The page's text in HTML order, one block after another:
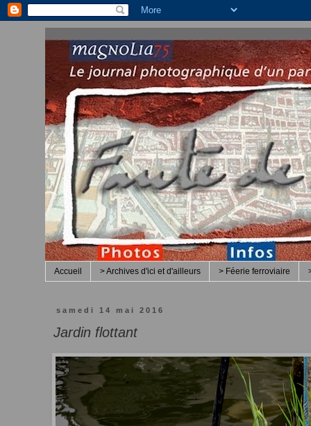
Accueil > Archives d'ici et d'ailleurs > Féerie ferroviaire
samedi 14 mai 2016
Jardin flottant